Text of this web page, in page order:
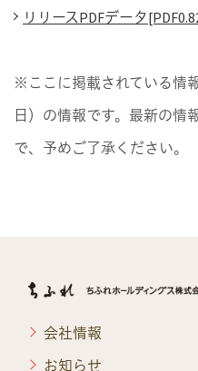
リリースPDFデータ
※ここに掲載されている情
日）の情報です。最新の情
で、予めご了承ください。
会社情報
お知らせ